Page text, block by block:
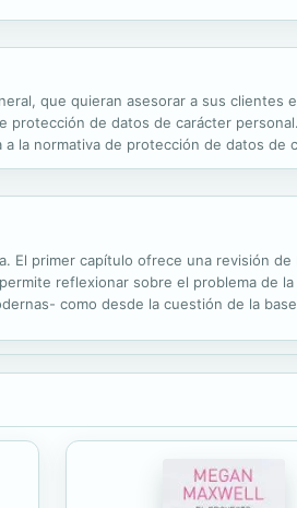
que quieran asesorar a sus clientes
protección de datos de carácter
la normativa de protección de datos de
a determinados aspectos como son:
primer capítulo ofrece una revisión
reflexionar sobre el problema de
como desde la cuestión de la